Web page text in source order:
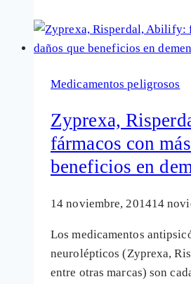
ocultó
graves
de
medicamento
Risperdal
en
Medicamentos peligrosos
Zyprexa,
fármacos con
beneficios en
14 noviembre, 201414
Los medicamentos
neurolépticos (Zyprexa,
entre otras marcas) son